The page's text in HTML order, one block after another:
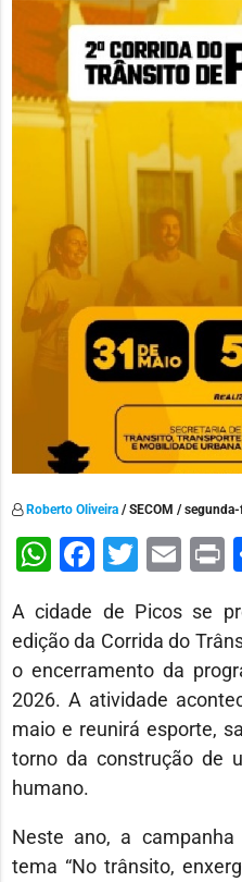
Roberto Oliveira/ SECOM /
WhatsApp
A cidade de Picos se
edição da Corrida do
o encerramento da
2026. A atividade
maio e reunirá esporte,
torno da construção de
humano.
Neste ano, a
tema “No trânsito,